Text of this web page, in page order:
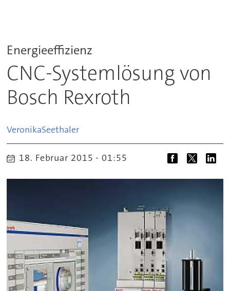
Energieeffizienz
CNC-Systemlösung von
Bosch Rexroth
VeronikaSeethaler
18. Februar 2015 - 01:55